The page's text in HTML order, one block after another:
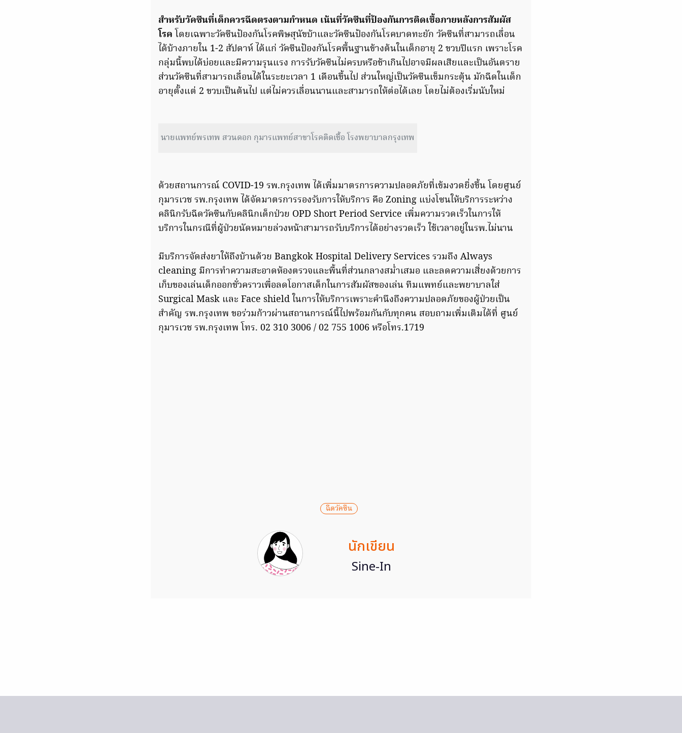
สำหรับวัคซีนที่เด็กควรฉีดตรงตามกำหนด เน้นที่วัคซีนที่ป้องกันการติดเชื้อภายหลังการสัมผัส
โรค โดยเฉพาะวัคซีนป้องกันโรคพิษสุนัขบ้าและวัคซีนป้องกันโรคบาดทะยัก วัคซีนที่สามารถเลื่อน
ได้บ้างภายใน 1-2 สัปดาห์ ได้แก่ วัคซีนป้องกันโรคพื้นฐานข้างต้นในเด็กอายุ 2 ขวบปีแรก เพราะโรค
กลุ่มนี้พบได้บ่อยและมีความรุนแรง การรับวัคซีนไม่ครบหรือช้าเกินไปอาจมีผลเสียและเป็นอันตราย
ส่วนวัคซีนที่สามารถเลื่อนได้ในระยะเวลา 1 เดือนขึ้นไป ส่วนใหญ่เป็นวัคซีนเข็มกระตุ้น มักฉีดในเด็ก
อายุตั้งแต่ 2 ขวบเป็นต้นไป แต่ไม่ควรเลื่อนนานและสามารถให้ต่อได้เลย โดยไม่ต้องเริ่มนับใหม่
นายแพทย์พรเทพ สวนดอก กุมารแพทย์สาขาโรคติดเชื้อ โรงพยาบาลกรุงเทพ
ด้วยสถานการณ์ COVID-19 รพ.กรุงเทพ ได้เพิ่มมาตรการความปลอดภัยที่เข้มงวดยิ่งขึ้น โดยศูนย์
กุมารเวช รพ.กรุงเทพ ได้จัดมาตรการรองรับการให้บริการ คือ Zoning แบ่งโซนให้บริการระหว่าง
คลินิกรับฉีดวัคซีนกับคลินิกเด็กป่วย OPD Short Period Service เพิ่มความรวดเร็วในการให้
บริการในกรณีที่ผู้ป่วยนัดหมายล่วงหน้าสามารถรับบริการได้อย่างรวดเร็ว ใช้เวลาอยู่ในรพ.ไม่นาน
มีบริการจัดส่งยาให้ถึงบ้านด้วย Bangkok Hospital Delivery Services รวมถึง Always
cleaning มีการทำความสะอาดห้องตรวจและพื้นที่ส่วนกลางสม่ำเสมอ และลดความเสี่ยงด้วยการ
เก็บของเล่นเด็กออกชั่วคราวเพื่อลดโอกาสเด็กในการสัมผัสของเล่น ทีมแพทย์และพยาบาลใส่
Surgical Mask และ Face shield ในการให้บริการเพราะคำนึงถึงความปลอดภัยของผู้ป่วยเป็น
สำคัญ รพ.กรุงเทพ ขอร่วมก้าวผ่านสถานการณ์นี้ไปพร้อมกันกับทุกคน สอบถามเพิ่มเติมได้ที่ ศูนย์
กุมารเวช รพ.กรุงเทพ โทร. 02 310 3006 / 02 755 1006 หรือโทร.1719
ฉีดวัคซีน
นักเขียน
Sine-In